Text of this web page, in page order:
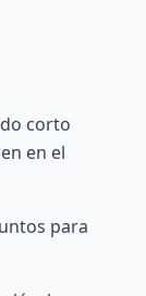
corto
en el
para